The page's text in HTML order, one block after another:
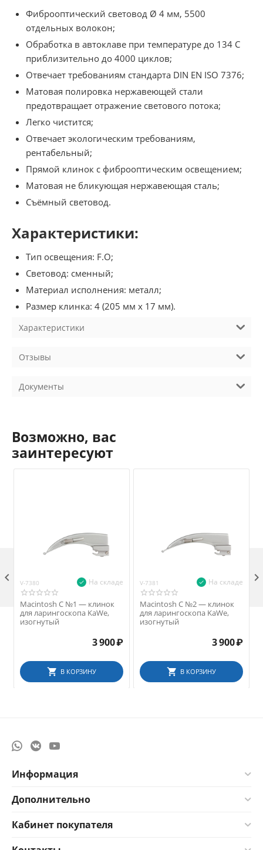
Фиброоптический световод Ø 4 мм, 5500
отдельных волокон;
Обработка в автоклаве при температуре до 134 C
приблизительно до 4000 циклов;
Отвечает требованиям стандарта DIN EN ISO 7376;
Матовая полировка нержавеющей стали
предотвращает отражение светового потока;
Легко чистится;
Отвечает экологическим требованиям,
рентабельный;
Прямой клинок с фиброоптическим освещением;
Матовая не бликующая нержавеющая сталь;
Съёмный световод.
Характеристики:
Тип освещения: F.O;
Световод: сменный;
Материал исполнения: металл;
Размер клинка: 4 (205 мм x 17 мм).
Характеристики
Отзывы
Документы
Возможно, вас
заинтересуют
V-7380 На складе
Macintosh С №1 — клинок
для ларингоскопа KaWe,
изогнутый
3 900₽
В КОРЗИНУ
V-7381 На складе
Macintosh С №2 — клинок
для ларингоскопа KaWe,
изогнутый
3 900₽
В КОРЗИНУ
 
Информация
Дополнительно
Кабинет покупателя